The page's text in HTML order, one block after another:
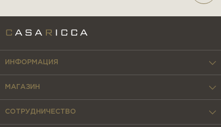
ИНФОРМАЦИЯ
МАГАЗИН
СОТРУДНИЧЕСТВО